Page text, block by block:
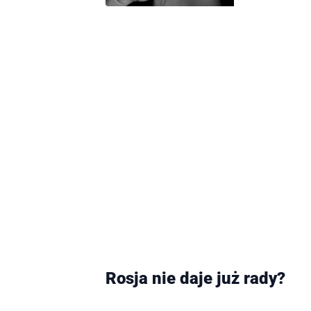
Rosja nie daje już rady?